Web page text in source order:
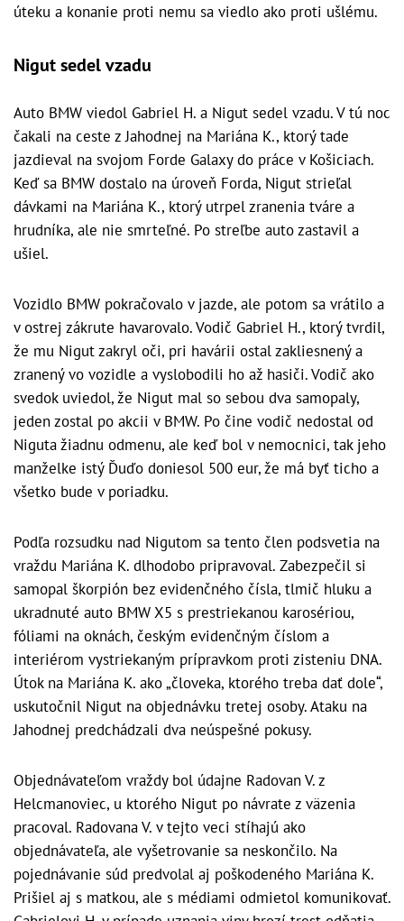
úteku a konanie proti nemu sa viedlo ako proti ušlému.
Nigut sedel vzadu
Auto BMW viedol Gabriel H. a Nigut sedel vzadu. V tú noc
čakali na ceste z Jahodnej na Mariána K., ktorý tade
jazdieval na svojom Forde Galaxy do práce v Košiciach.
Keď sa BMW dostalo na úroveň Forda, Nigut strieľal
dávkami na Mariána K., ktorý utrpel zranenia tváre a
hrudníka, ale nie smrteľné. Po streľbe auto zastavil a
ušiel.
Vozidlo BMW pokračovalo v jazde, ale potom sa vrátilo a
v ostrej zákrute havarovalo. Vodič Gabriel H., ktorý tvrdil,
že mu Nigut zakryl oči, pri havárii ostal zakliesnený a
zranený vo vozidle a vyslobodili ho až hasiči. Vodič ako
svedok uviedol, že Nigut mal so sebou dva samopaly,
jeden zostal po akcii v BMW. Po čine vodič nedostal od
Niguta žiadnu odmenu, ale keď bol v nemocnici, tak jeho
manželke istý Ďuďo doniesol 500 eur, že má byť ticho a
všetko bude v poriadku.
Podľa rozsudku nad Nigutom sa tento člen podsvetia na
vraždu Mariána K. dlhodobo pripravoval. Zabezpečil si
samopal škorpión bez evidenčného čísla, tlmič hluku a
ukradnuté auto BMW X5 s prestriekanou karosériou,
fóliami na oknách, českým evidenčným číslom a
interiérom vystriekaným prípravkom proti zisteniu DNA.
Útok na Mariána K. ako „človeka, ktorého treba dať dole“,
uskutočnil Nigut na objednávku tretej osoby. Ataku na
Jahodnej predchádzali dva neúspešné pokusy.
Objednávateľom vraždy bol údajne Radovan V. z
Helcmanoviec, u ktorého Nigut po návrate z väzenia
pracoval. Radovana V. v tejto veci stíhajú ako
objednávateľa, ale vyšetrovanie sa neskončilo. Na
pojednávanie súd predvolal aj poškodeného Mariána K.
Prišiel aj s matkou, ale s médiami odmietol komunikovať.